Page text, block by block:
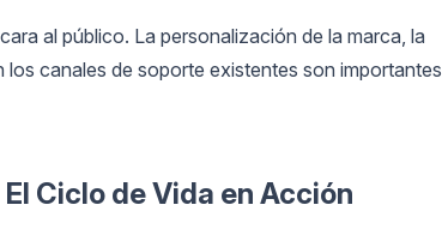
al público. La personalización de la marca, la
canales de soporte existentes son importantes
Ciclo de Vida en Acción